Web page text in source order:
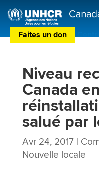
Faites un don
Niveau
Canada
salué par
Avr 24, 2017|
Nouvelle locale